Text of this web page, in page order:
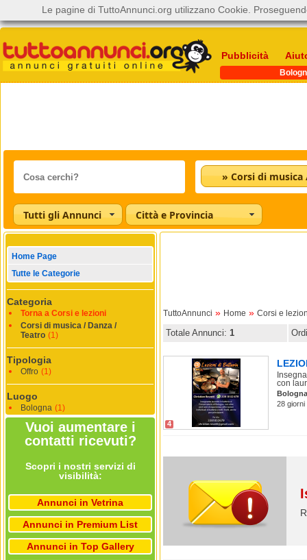
Pubblicità
Tutti gli Annunci Città e Provincia
Home Page
Tutte le Categorie
Categoria
Torna a Corsi e lezioni
Corsi di musica / Danza /
Teatro (1)
Tipologia
Offro (1)
Luogo
Bologna (1)
Vuoi aumentare i
contatti ricevuti?
Scopri i nostri servizi di
visibilità:
Annunci in Vetrina
Annunci in Premium List
Annunci in Top Gallery
TuttoAnnunci » Home » Corsi e
Totale Annunci: 1
4
con
Bologna
28 giorni
Le pagine di TuttoAnnunci.org utilizzano Cookie.